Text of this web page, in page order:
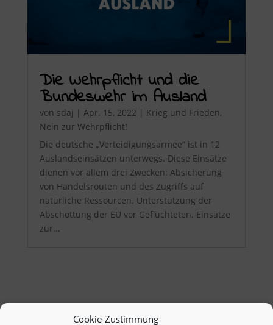
Cookie-Zustimmung
Die Wehrpflicht und die
Bundeswehr im Ausland
von sdaj | Apr. 15, 2022 | Krieg und Frieden,
Nein zur Wehrpflicht!
Die deutsche „Verteidigungsarmee“ ist in 12
Auslandseinsätzen unterwegs. Diese Einsätze
dienen vor allem drei Zwecken: Absicherung
von Handelsrouten und des Zugriffs auf
natürliche Ressourcen. Unterstützung der
Abschottung der EU vor Geflüchteten. Einsätze
zur...